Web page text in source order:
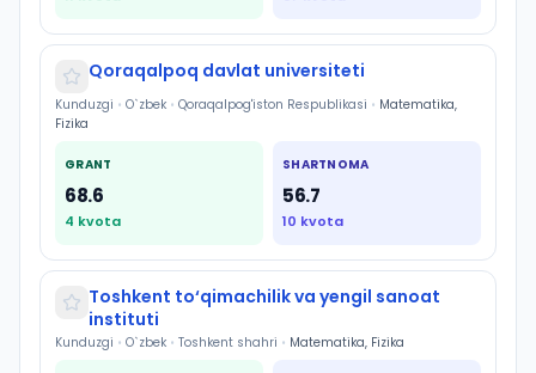
Qoraqalpoq davlat universiteti
Kunduzgi • O`zbek • Qoraqalpog'iston Respublikasi • Matematika,
Fizika
GRANT
68.6
4 kvota
SHARTNOMA
56.7
10 kvota
Toshkent to‘qimachilik va yengil sanoat
instituti
Kunduzgi • O`zbek • Toshkent shahri • Matematika, Fizika